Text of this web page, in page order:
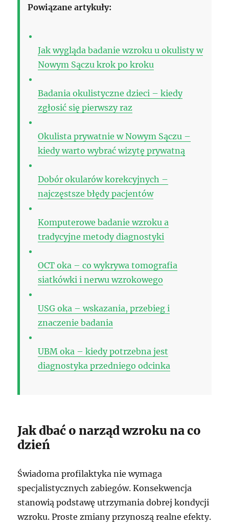
Powiązane artykuły:
Jak wygląda badanie wzroku u okulisty w
Nowym Sączu krok po kroku
Badania okulistyczne dzieci – kiedy
zgłosić się pierwszy raz
Okulista prywatnie w Nowym Sączu –
kiedy warto wybrać wizytę prywatną
Dobór okularów korekcyjnych –
najczęstsze błędy pacjentów
Komputerowe badanie wzroku a
tradycyjne metody diagnostyki
OCT oka – co wykrywa tomografia
siatkówki i nerwu wzrokowego
USG oka – wskazania, przebieg i
znaczenie badania
UBM oka – kiedy potrzebna jest
diagnostyka przedniego odcinka
Jak dbać o narząd wzroku na co
dzień
Świadoma profilaktyka nie wymaga
specjalistycznych zabiegów. Konsekwencja
stanowią podstawę utrzymania dobrej kondycji
wzroku. Proste zmiany przynoszą realne efekty.